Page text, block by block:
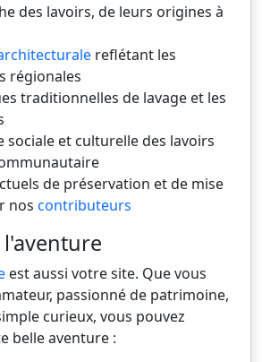
des lavoirs, de leurs origines à
reflétant les
régionales
traditionnelles de lavage et les
sociale et culturelle des lavoirs
de préservation et de mise
nos contributeurs
l'aventure
est aussi votre site. Que vous
passionné de patrimoine,
curieux, vous pouvez
belle aventure :